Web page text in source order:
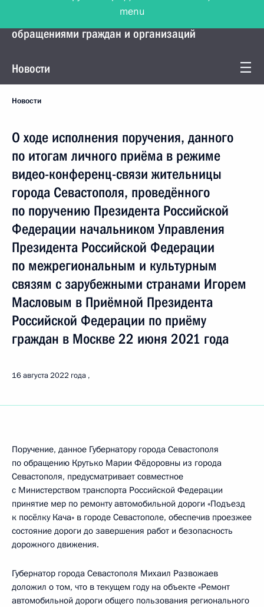
Управление Президента по работе с
обращениями граждан и организаций
Новости
Новости
О ходе исполнения поручения, данного
по итогам личного приёма в режиме
видео-конференц-связи жительницы
города Севастополя, проведённого
по поручению Президента Российской
Федерации начальником Управления
Президента Российской Федерации
по межрегиональным и культурным
связям с зарубежными странами Игорем
Масловым в Приёмной Президента
Российской Федерации по приёму
граждан в Москве 22 июня 2021 года
16 августа 2022 года
Поручение, данное Губернатору города Севастополя
по обращению Крутько Марии Фёдоровны из города
Севастополя, предусматривает совместное
с Министерством транспорта Российской Федерации
принятие мер по ремонту автомобильной дороги «Подъезд
к посёлку Кача» в городе Севастополе, обеспечив проезжее
состояние дороги до завершения работ и безопасность
дорожного движения.
Губернатор города Севастополя Михаил Развожаев
доложил о том, что в текущем году на объекте «Ремонт
автомобильной дороги общего пользования регионального
menu